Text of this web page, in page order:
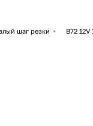
шаг резки B72